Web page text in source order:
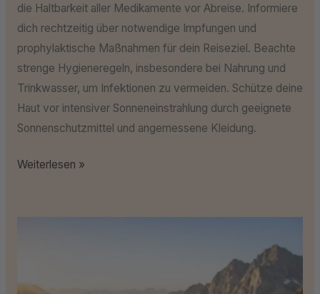
die Haltbarkeit aller Medikamente vor Abreise. Informiere
dich rechtzeitig über notwendige Impfungen und
prophylaktische Maßnahmen für dein Reiseziel. Beachte
strenge Hygieneregeln, insbesondere bei Nahrung und
Trinkwasser, um Infektionen zu vermeiden. Schütze deine
Haut vor intensiver Sonneneinstrahlung durch geeignete
Sonnenschutzmittel und angemessene Kleidung.
Weiterlesen »
robuste